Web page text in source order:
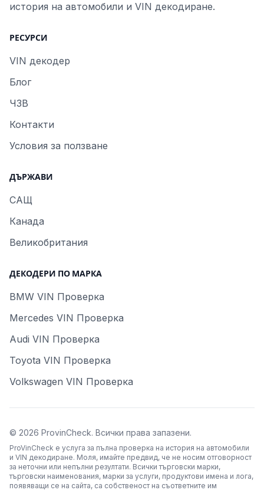
история на автомобили и VIN декодиране.
РЕСУРСИ
VIN декодер
Блог
ЧЗВ
Контакти
Условия за ползване
ДЪРЖАВИ
САЩ
Канада
Великобритания
ДЕКОДЕРИ ПО МАРКА
BMW VIN Проверка
Mercedes VIN Проверка
Audi VIN Проверка
Toyota VIN Проверка
Volkswagen VIN Проверка
© 2026 ProvinCheck. Всички права запазени.
ProVinCheck е услуга за пълна проверка на история на автомобили
и VIN декодиране. Моля, имайте предвид, че не носим отговорност
за неточни или непълни резултати. Всички търговски марки,
търговски наименования, марки за услуги, продуктови имена и лога,
появяващи се на сайта, са собственост на съответните им